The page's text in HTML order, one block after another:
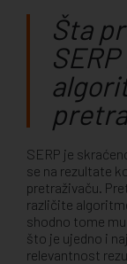
Šta
SERP je
se na rezultate
pretraživaču.
različite
shodno tome
što je ujedno i
relevantnost